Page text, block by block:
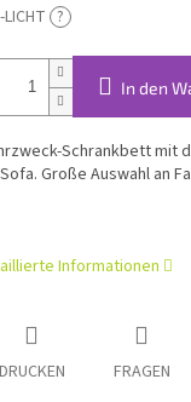
LICHT ?
In den
Schrankbett mit
Große Auswahl an
Informationen
DRUCKEN FRAGEN